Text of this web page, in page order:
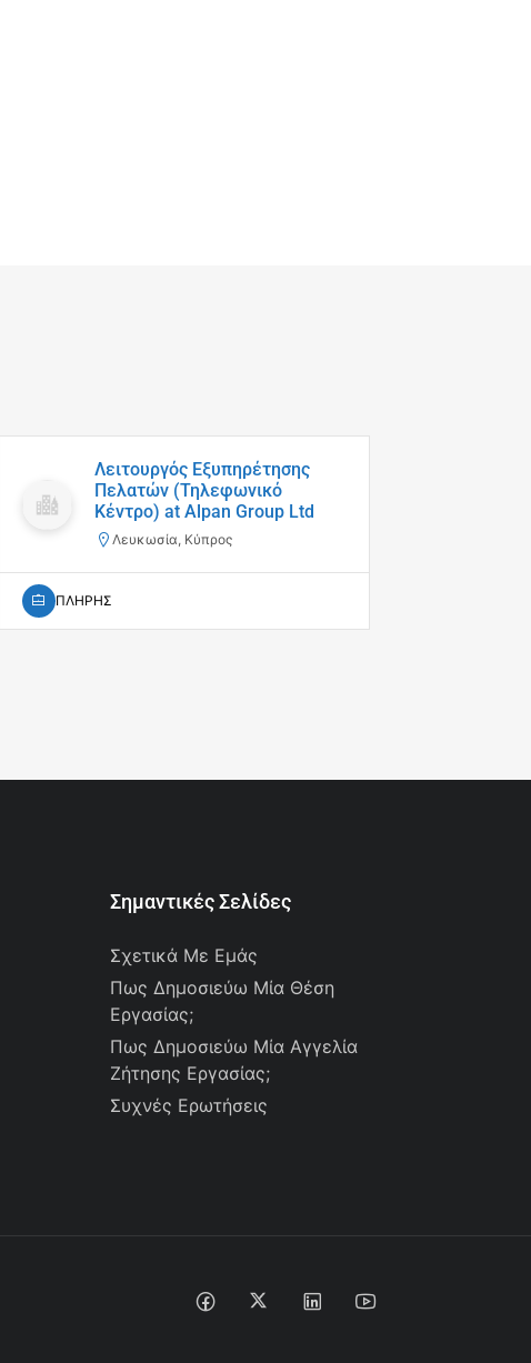
Λειτουργός Εξυπηρέτησης
Πελατών (Τηλεφωνικό
Κέντρο) at Alpan Group Ltd
Λευκωσία, Κύπρος
ΠΛΗΡΗΣ
Σημαντικές Σελίδες
Σχετικά Με Εμάς
Πως Δημοσιεύω Μία Θέση
Εργασίας;
Πως Δημοσιεύω Μία Αγγελία
Ζήτησης Εργασίας;
Συχνές Ερωτήσεις